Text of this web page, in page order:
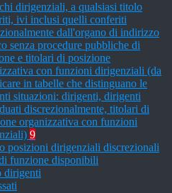
dirigenziali, a qualsiasi titolo
ivi inclusi quelli conferiti
dall'organo di indirizzo
senza procedure pubbliche di
e titolari di posizione
con funzioni dirigenziali (da
in tabelle che distinguano le
situazioni: dirigenti, dirigenti
discrezionalmente, titolari di
organizzativa con funzioni
9
posizioni dirigenziali discrezionali
funzione disponibili
dirigenti